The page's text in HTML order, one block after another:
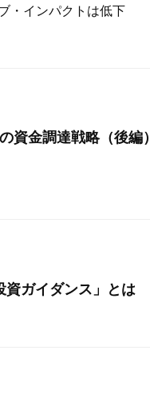
・インパクトは低下
資金調達戦略（後編）
資ガイダンス」とは